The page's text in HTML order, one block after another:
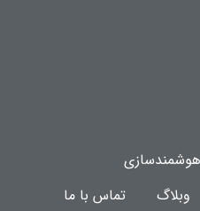
وبلاگ
تماس با ما